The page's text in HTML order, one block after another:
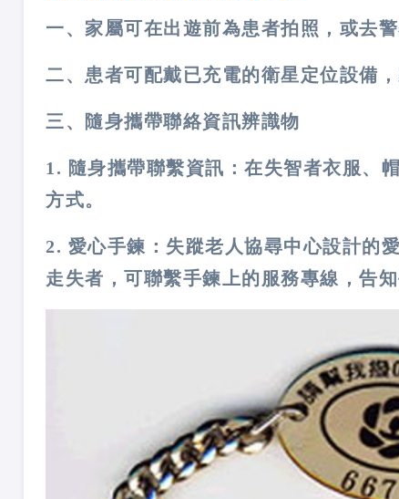
一、家屬可在出遊前為患者拍照，或去
二、患者可配戴已充電的衛星定位設備
三、隨身攜帶聯絡資訊辨識物
1. 隨身攜帶聯繫資訊：在失智者衣服、
方式。
2. 愛心手鍊：失蹤老人協尋中心設計的
走失者，可聯繫手鍊上的服務專線，告